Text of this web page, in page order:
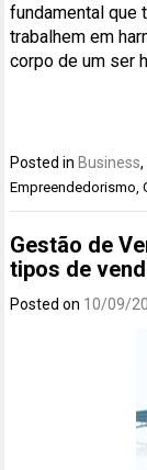
fundamental que
trabalhem em
corpo de um ser
Posted in Business,
Empreendedorismo ,
Gestão de
tipos de
Posted on 10/09/